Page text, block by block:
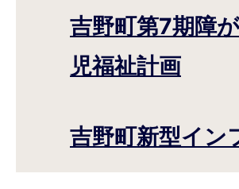
吉野町第7期障
児福祉計画
吉野町新型イン